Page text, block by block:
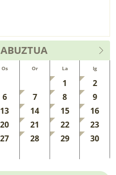
ABUZTUA
Os Or La Ig
1
2
6 7 8
9
13 14 15
16
20 21 22
23
27 28 29
30